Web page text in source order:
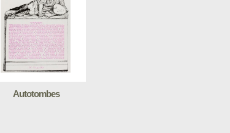
Autotombes